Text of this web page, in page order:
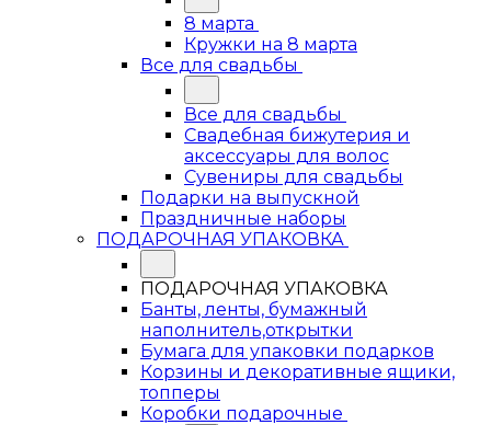
8 марта
Кружки на 8 марта
Все для свадьбы
Все для свадьбы
Свадебная бижутерия и
аксессуары для волос
Сувениры для свадьбы
Подарки на выпускной
Праздничные наборы
ПОДАРОЧНАЯ УПАКОВКА
ПОДАРОЧНАЯ УПАКОВКА
Банты, ленты, бумажный
наполнитель,открытки
Бумага для упаковки подарков
Корзины и декоративные ящики,
топперы
Коробки подарочные